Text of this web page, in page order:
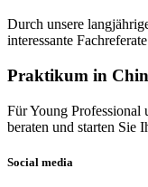
Durch unsere
interessante
Praktikum in
Für Young Professional
beraten und starten Sie
Social media